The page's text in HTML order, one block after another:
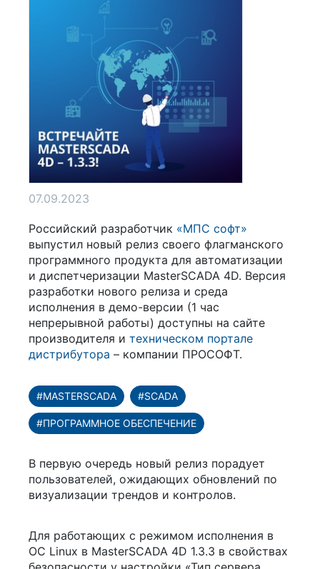
07.09.2023
Российский разработчик «МПС софт»
выпустил новый релиз своего флагманского
программного продукта для автоматизации
и диспетчеризации MasterSCADA 4D. Версия
разработки нового релиза и среда
исполнения в демо-версии (1 час
непрерывной работы) доступны на сайте
производителя и техническом портале
дистрибутора – компании ПРОСОФТ.
#MASTERSCADA #SCADA
#ПРОГРАММНОЕ ОБЕСПЕЧЕНИЕ
В первую очередь новый релиз порадует
пользователей, ожидающих обновлений по
визуализации трендов и контролов.
Для работающих с режимом исполнения в
ОС Linux в MasterSCADA 4D 1.3.3 в свойствах